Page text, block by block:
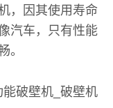
，因其使用寿命
汽车，只有性能
。